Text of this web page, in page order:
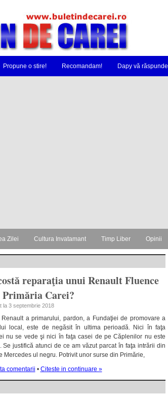
Propune o stire! Recomandam! Dapy vă răspunde
Zilei Cultura Invatamant Timp Liber Opinii
reparaţia unui Renault Fluence
Primăria Carei?
la 3 septembrie 2018
Renault a primarului, pardon, a Fundaţiei de promovare a
local, este de negăsit în ultima perioadă. Nici în faţa
nu se vede şi nici în faţa casei de pe Căplenilor nu este
Se justifică atunci de ce am văzut parcat în faţa intrării din
Mercedes ul negru. Potrivit unor surse din Primărie,
comentarii • Citeste in continuare »